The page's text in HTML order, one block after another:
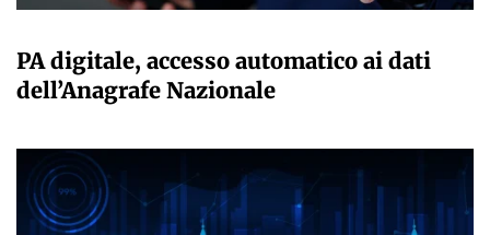
PA digitale, accesso automatico ai dati
dell’Anagrafe Nazionale